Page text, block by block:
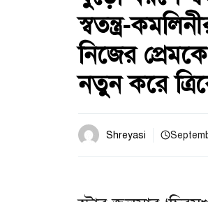
স্বতন্ত্র-
নিজের
নতুন করে
Shreyasi